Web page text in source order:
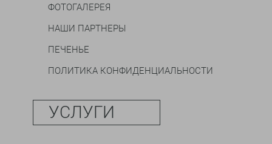
ФОТОГАЛЕРЕЯ
НАШИ ПАРТНЕРЫ
ПЕЧЕНЬЕ
ПОЛИТИКА КОНФИДЕНЦИАЛЬНОСТИ
УСЛУГИ